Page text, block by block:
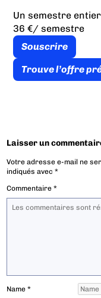
Un semestre
36 €/ semestre
Souscrire
Trouve l’offre
Laisser un
Votre adresse e-mail ne
indiqués avec*
Commentaire*
Name*